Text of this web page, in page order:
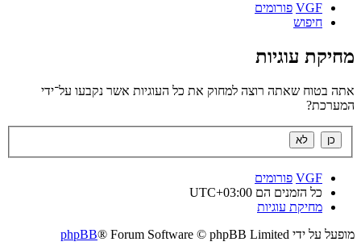
VGF פורומים
חיפוש
מחיקת עוגיות
אתה בטוח שאתה רוצה למחוק את כל העוגיות אשר נקבעו על־ידי
המערכת?
VGF פורומים
כל הזמנים הם UTC+03:00
מחיקת עוגיות
מופעל על ידי
phpBB® Forum Software © phpBB Limited